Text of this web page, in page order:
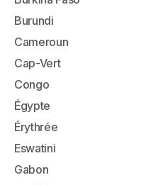
Burundi
Cameroun
Cap-Vert
Congo
Égypte
Érythrée
Eswatini
Gabon